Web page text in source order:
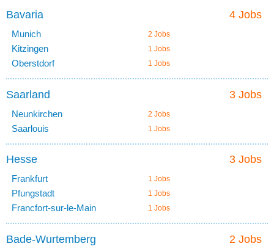
4 Jobs
Bavaria
Munich 2 Jobs
Kitzingen 1 Jobs
Oberstdorf 1 Jobs
3 Jobs
Saarland
Neunkirchen 2 Jobs
Saarlouis 1 Jobs
3 Jobs
Hesse
Frankfurt 1 Jobs
Pfungstadt 1 Jobs
Francfort-sur-le-Main 1 Jobs
2 Jobs
Bade-Wurtemberg